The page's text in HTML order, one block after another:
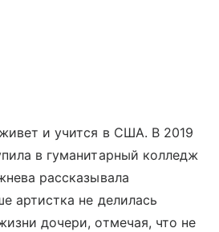
и учится в США. В 2019
в гуманитарный колледж
рассказывала
артистка не делилась
дочери, отмечая, что не